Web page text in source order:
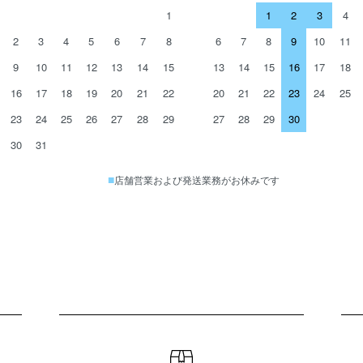
1
2
3 4 5 6 7
8
9
10 11 12 13 14
15
16
17 18 19 20 21
22
23
24 25 26 27 28
29
30
31
1
2 3 4
6
7 8 9 10 11
13
14 15 16 17 18
20
21 22 23 24 25
27
28 29 30
■店舗営業および発送業務がお休みです